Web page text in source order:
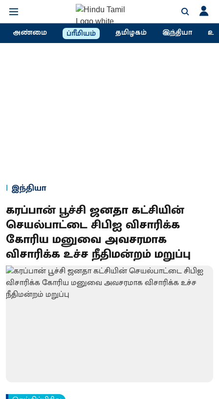
அண்மை ப்ரீமியம் தமிழகம் இந்தியா
இந்தியா
கரப்பான் பூச்சி ஜனதா கட்சியின்
செயல்பாட்டை சிபிஐ விசாரிக்க
கோரிய மனுவை அவசரமாக
விசாரிக்க உச்ச நீதிமன்றம் மறுப்பு